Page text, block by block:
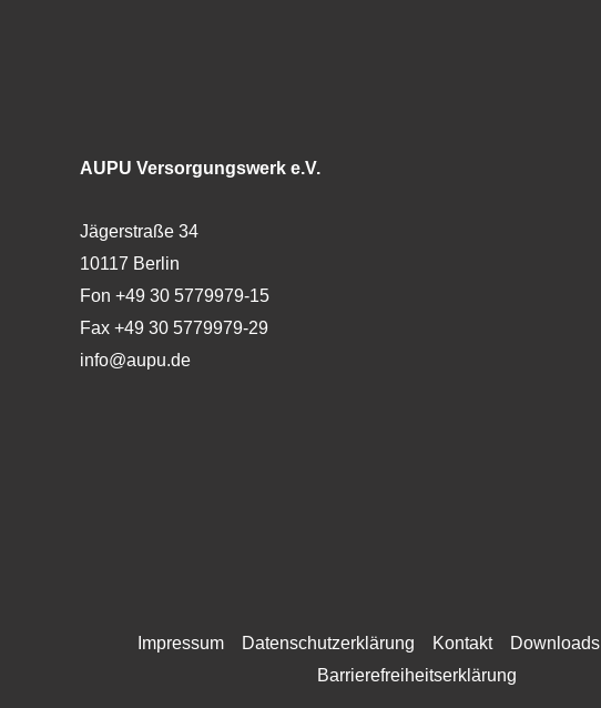
AUPU Versorgungswerk e.V.
Jägerstraße 34
10117 Berlin
Fon +49 30 5779979-15
Fax +49 30 5779979-29
info@aupu.de
Impressum Datenschutzerklärung Kontakt Downloads
Barrierefreiheitserklärung